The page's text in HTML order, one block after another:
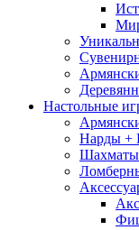
Настольные
Нарды +
Шахматы